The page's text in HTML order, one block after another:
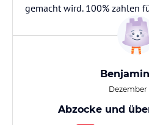
gemacht wird. 100% zahlen
Benjamin
Dezember
Abzocke und